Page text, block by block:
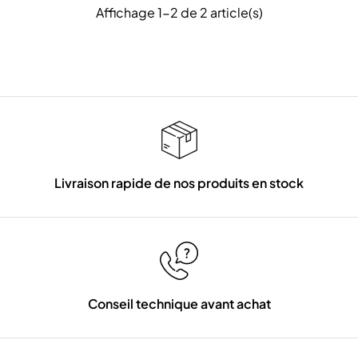
Affichage 1-2 de 2 article(s)
Livraison rapide de nos produits en stock
Conseil technique avant achat